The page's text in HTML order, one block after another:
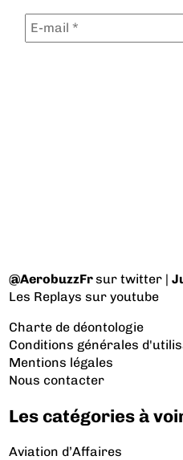
@AerobuzzFrsur twitter |
Les Replays sur youtube
Charte de déontologie
Conditions générales
Mentions légales
Nous contacter
Les catégories à
Aviation d’Affaires